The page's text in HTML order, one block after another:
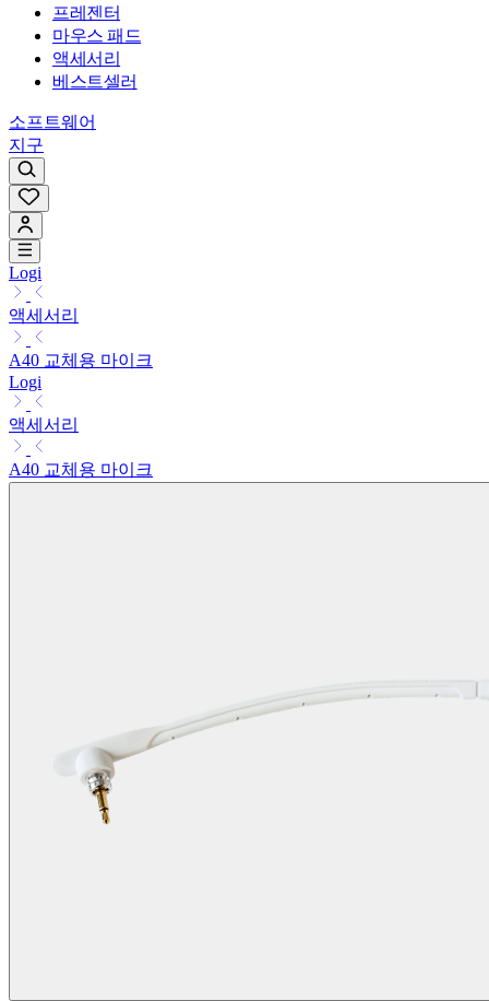
프레젠터
마우스 패드
액세서리
베스트셀러
소프트웨어
지구
Logi
액세서리
A40 교체용 마이크
Logi
액세서리
A40 교체용 마이크